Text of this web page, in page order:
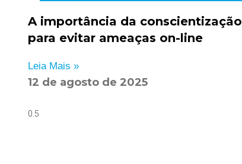
A importância da conscientização
para evitar ameaças on-line
Leia Mais »
12 de agosto de 2025